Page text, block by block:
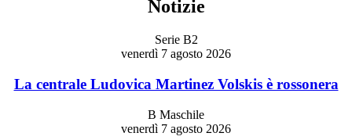
Notizie
Serie B2
venerdì 7 agosto 2026
La centrale Ludovica Martinez Volskis è rossonera
B Maschile
venerdì 7 agosto 2026